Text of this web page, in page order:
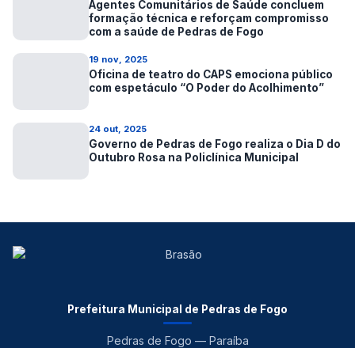
Agentes Comunitários de Saúde concluem
formação técnica e reforçam compromisso
com a saúde de Pedras de Fogo
19 nov, 2025
Oficina de teatro do CAPS emociona público
com espetáculo “O Poder do Acolhimento”
24 out, 2025
Governo de Pedras de Fogo realiza o Dia D do
Outubro Rosa na Policlínica Municipal
Prefeitura Municipal de Pedras de Fogo
Pedras de Fogo — Paraíba